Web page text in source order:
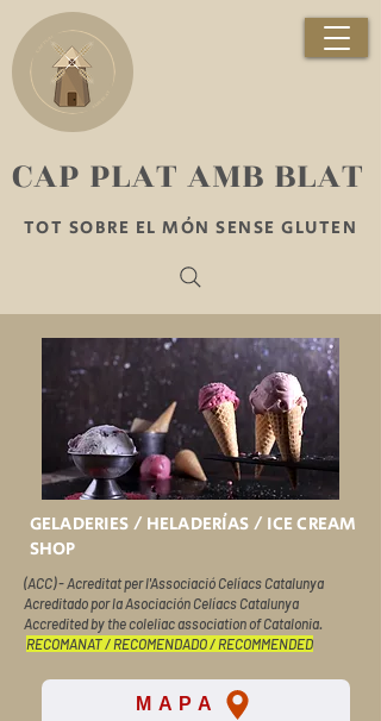
TOT SOBRE EL MÓN SENSE GLUTEN
​CAP PLAT AMB BLAT
GELADERIES / HELADERÍAS / ICE CREAM
SHOP
(ACC) - Acreditat per l'Associació Celíacs Catalunya
Acreditado por la Asociación Celíacs Catalunya
Accredited by the coleliac association of Catalonia.
RECOMANAT / RECOMENDADO / RECOMMENDED
MAPA